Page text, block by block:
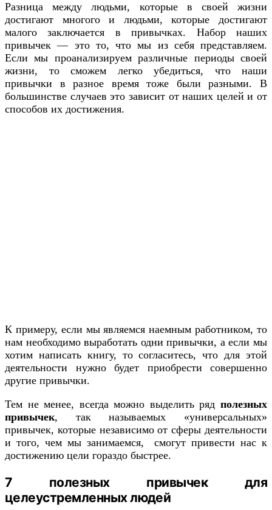
Разница между людьми, которые в своей жизни
достигают многого и людьми, которые достигают
малого заключается в привычках. Набор наших
привычек — это то, что мы из себя представляем.
Если мы проанализируем различные периоды своей
жизни, то сможем легко убедиться, что наши
привычки в разное время тоже были разными. В
большинстве случаев это зависит от наших целей и от
способов их достижения.
К примеру, если мы являемся наемным работником, то
нам необходимо выработать одни привычки, а если мы
хотим написать книгу, то согласитесь, что для этой
деятельности нужно будет приобрести совершенно
другие привычки.
Тем не менее, всегда можно выделить ряд полезных
привычек, так называемых «универсальных»
привычек, которые независимо от сферы деятельности
и того, чем мы занимаемся, смогут привести нас к
достижению цели гораздо быстрее.
7 полезных привычек для
целеустремленных людей